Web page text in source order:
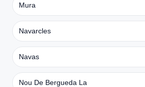
Mura
Navarcles
Navas
Nou De Bergueda La